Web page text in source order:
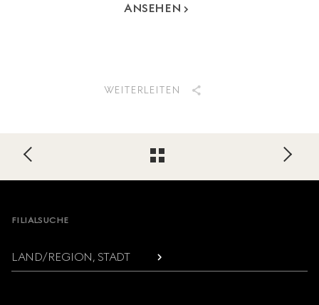
ANSEHEN
WEITERLEITEN
FILIALSUCHE
LAND/REGION, STADT